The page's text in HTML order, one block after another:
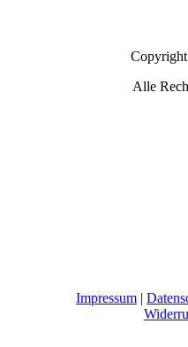
Alle
Impressum |